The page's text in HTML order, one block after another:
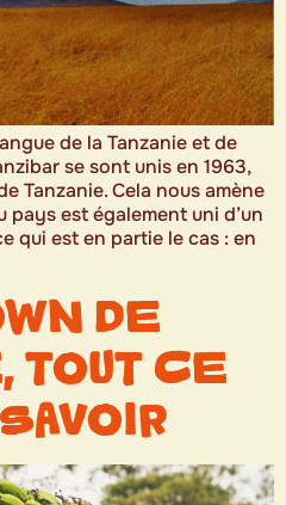
de la Tanzanie et de
se sont unis en 1963,
Tanzanie. Cela nous amène
pays est également uni d’un
qui est en partie le cas : en
DE
TOUT CE